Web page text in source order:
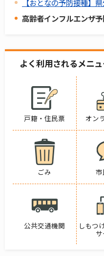
【おとなの予防接種】
高齢者インフルエンザ
よく利用されるメニ
戸籍・住民票 オン
ごみ
公共交通機関
しもつ